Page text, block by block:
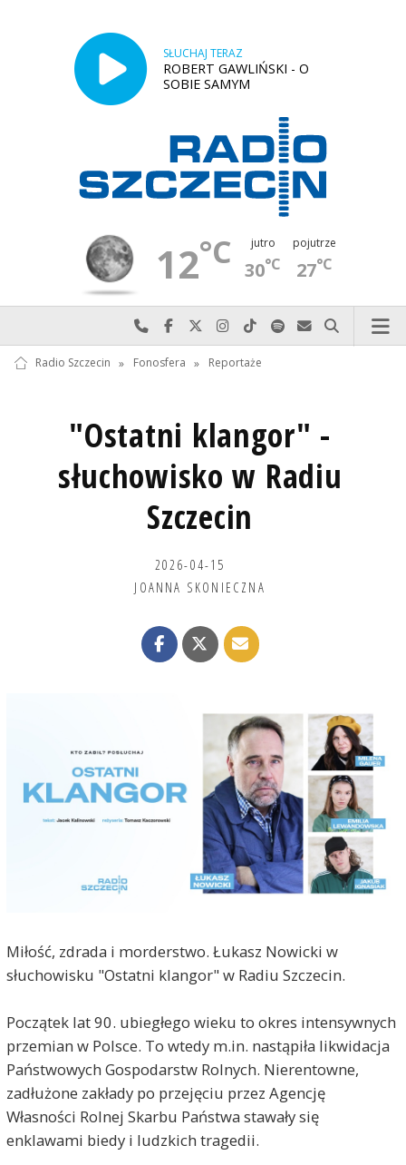
SŁUCHAJ TERAZ
ROBERT GAWLIŃSKI - O
SOBIE SAMYM
12°C jutro
30°C
pojutrze
27°C
Najlepiej po prostu do nas zadzwoń
Odwiedź nas na Facebook-u
Odwiedź nas na X
Odwiedź nas na Instagram-ie
Odwiedź nas na TikTok-u
Szukaj nas na Spotify
Wyślij do nas
Szukaj
Radio Szczecin » Fonosfera » Reportaże
"Ostatni klangor" -
słuchowisko w Radiu
Szczecin
2026-04-15
JOANNA SKONIECZNA
Miłość, zdrada i morderstwo. Łukasz Nowicki w
słuchowisku "Ostatni klangor" w Radiu Szczecin.
Początek lat 90. ubiegłego wieku to okres intensywnych
przemian w Polsce. To wtedy m.in. nastąpiła likwidacja
Państwowych Gospodarstw Rolnych. Nierentowne,
zadłużone zakłady po przejęciu przez Agencję
Własności Rolnej Skarbu Państwa stawały się
enklawami biedy i ludzkich tragedii.